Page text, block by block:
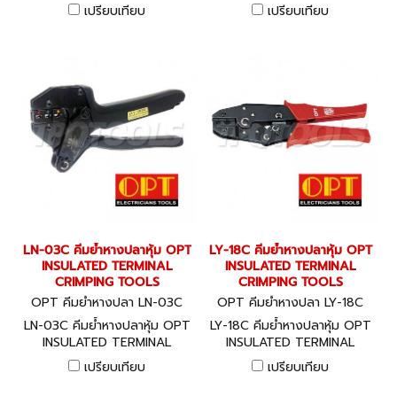
เปรียบเทียบ เปรียบเทียบ
LN-03C คีมย้ำหางปลาหุ้ม OPT
INSULATED TERMINAL
CRIMPING TOOLS
OPT คีมย้ำหางปลา LN-03C
LN-03C คีมย้ำหางปลาหุ้ม OPT
INSULATED TERMINAL
CRIMPING TOOLS
เปรียบเทียบ
LY-18C คีมย้ำหางปลาหุ้ม OPT
INSULATED TERMINAL
CRIMPING TOOLS
OPT คีมย้ำหางปลา LY-18C
LY-18C คีมย้ำหางปลาหุ้ม OPT
INSULATED TERMINAL
CRIMPING TOOLS
เปรียบเทียบ